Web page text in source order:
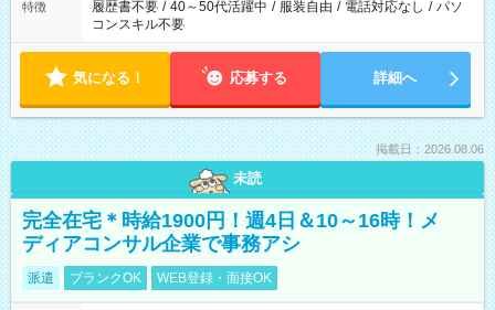
特徴 履歴書不要 / 40～50代活躍中 / 服装自由 / 電話対応なし / パソ
コンスキル不要
気になる！ 応募する 詳細へ
掲載日：2026.08.06
未読
完全在宅＊時給1900円！週4日＆10～16時！メ
ディアコンサル企業で事務アシ
派遣 ブランクOK WEB登録・面接OK